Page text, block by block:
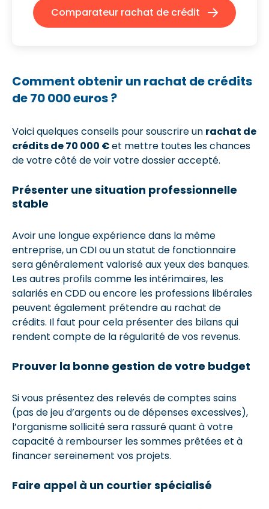
Comparateur rachat de crédit
Comment obtenir un rachat de crédits
de 70 000 euros ?
Voici quelques conseils pour souscrire un rachat de
crédits de 70 000 €et mettre toutes les chances
de votre côté de voir votre dossier accepté.
Présenter une situation professionnelle
stable
Avoir une longue expérience dans la même
entreprise, un CDI ou un statut de fonctionnaire
sera généralement valorisé aux yeux des banques.
Les autres profils comme les intérimaires, les
salariés en CDD ou encore les professions libérales
peuvent également prétendre au rachat de
crédits. Il faut pour cela présenter des bilans qui
rendent compte de la régularité de vos revenus.
Prouver la bonne gestion de votre budget
Si vous présentez des relevés de comptes sains
(pas de jeu d’argents ou de dépenses excessives),
l’organisme sollicité sera rassuré quant à votre
capacité à rembourser les sommes prêtées et à
financer sereinement vos projets.
Faire appel à un courtier spécialisé